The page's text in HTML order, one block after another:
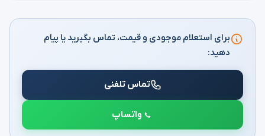
برای استعلام موجودی و قیمت، تماس بگیرید یا پیام
دهید:
تماس تلفنی
واتساپ